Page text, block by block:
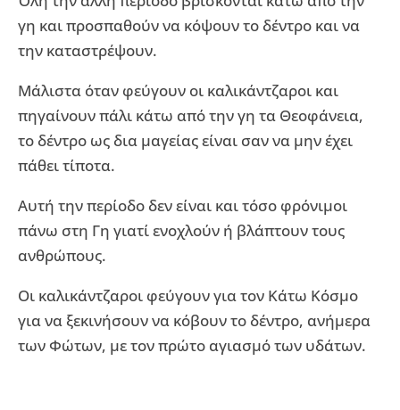
γη και προσπαθούν να κόψουν το δέντρο και να
την καταστρέψουν.
Μάλιστα όταν φεύγουν οι καλικάντζαροι και
πηγαίνουν πάλι κάτω από την γη τα Θεοφάνεια,
το δέντρο ως δια μαγείας είναι σαν να μην έχει
πάθει τίποτα.
Αυτή την περίοδο δεν είναι και τόσο φρόνιμοι
πάνω στη Γη γιατί ενοχλούν ή βλάπτουν τους
ανθρώπους.
Οι καλικάντζαροι φεύγουν για τον Κάτω Κόσμο
για να ξεκινήσουν να κόβουν το δέντρο, ανήμερα
των Φώτων, με τον πρώτο αγιασμό των υδάτων.